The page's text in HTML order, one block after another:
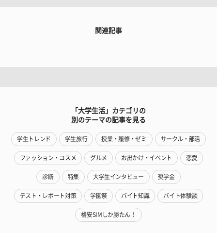
関連記事
「大学生活」カテゴリの
別のテーマの記事を見る
学生トレンド 学生旅行 授業・履修・ゼミ サークル・部活
ファッション・コスメ グルメ お出かけ・イベント 恋愛
診断 特集 大学生インタビュー 奨学金
テスト・レポート対策 学園祭 バイト知識 バイト体験談
格安SIMしか勝たん！